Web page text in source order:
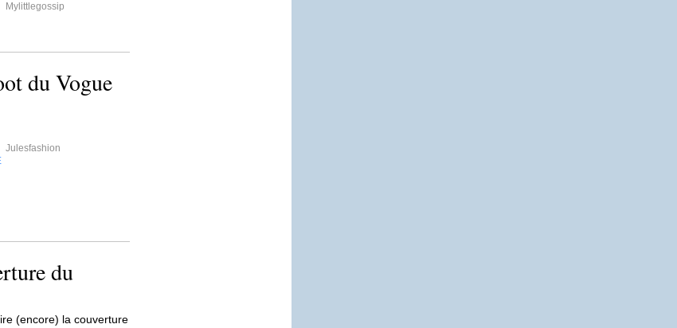
Mylittlegossip
du Vogue
Julesfashion
du
(encore) la couverture